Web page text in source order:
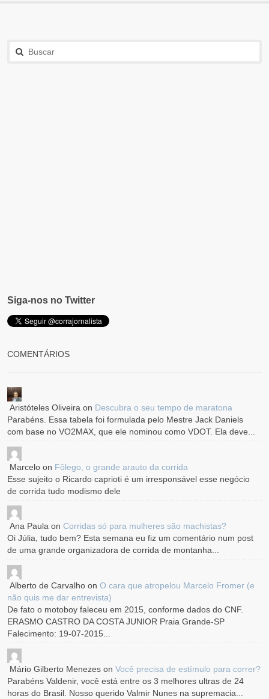
Siga-nos no Twitter
COMENTÁRIOS
Aristóteles Oliveira on Descubra o seu tempo de maratona
Parabéns. Essa tabela foi formulada pelo Mestre Jack Daniels
com base no VO2MAX, que ele nominou como VDOT. Ela deve...
Marcelo on Fôlego, o grande arauto da corrida
Esse sujeito o Ricardo caprioti é um irresponsável esse negócio
de corrida tudo modismo dele
Ana Paula onCorridas só para mulheres são machistas?
Oi Júlia, tudo bem? Esta semana eu fiz um comentário num post
de uma grande organizadora de corrida de montanha...
Alberto de Carvalho onO cara que atropelou Marcelo Fromer (e
não quis me dar entrevista)
De fato o motoboy faleceu em 2015, conforme dados do CNF.
ERASMO CASTRO DA COSTA JUNIOR Praia Grande-SP
Falecimento: 19-07-2015...
Mário Gilberto Menezes onVocê precisa de estímulo para correr?
Parabéns Valdenir, você está entre os 3 melhores ultras de 24
horas do Brasil. Nosso querido Valmir Nunes na supremacia...